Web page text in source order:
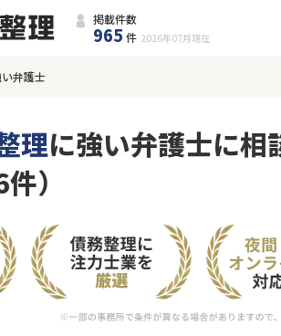
掲載件数
965 件 2026年07月 現在
弁護士
理に強い弁護士に相
）